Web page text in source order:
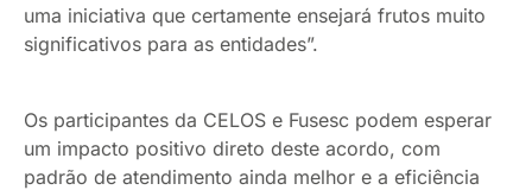
uma iniciativa que certamente ensejará frutos muito
significativos para as entidades”.
Os participantes da CELOS e Fusesc podem esperar
um impacto positivo direto deste acordo, com
padrão de atendimento ainda melhor e a eficiência